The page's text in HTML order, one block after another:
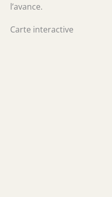
l’avance.
Carte interactive